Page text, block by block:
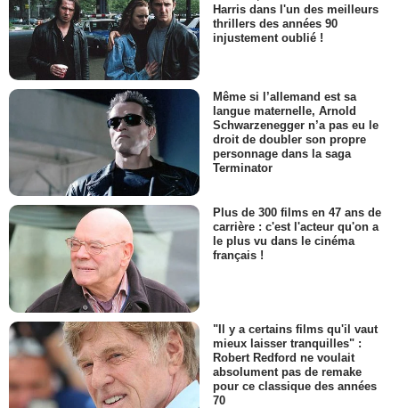
Harris dans l'un des meilleurs
thrillers des années 90
injustement oublié !
Même si l’allemand est sa
langue maternelle, Arnold
Schwarzenegger n’a pas eu le
droit de doubler son propre
personnage dans la saga
Terminator
Plus de 300 films en 47 ans de
carrière : c'est l'acteur qu'on a
le plus vu dans le cinéma
français !
"Il y a certains films qu'il vaut
mieux laisser tranquilles" :
Robert Redford ne voulait
absolument pas de remake
pour ce classique des années
70